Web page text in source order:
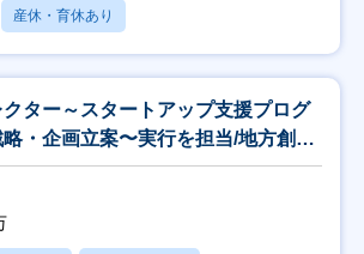
産休・育休あり
ター～スタートアップ支援プログ
・企画立案〜実行を担当/地方創生